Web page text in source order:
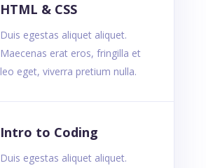
HTML & CSS
Duis egestas aliquet aliquet.
Maecenas erat eros, fringilla et
leo eget, viverra pretium nulla.
Intro to Coding
Duis egestas aliquet aliquet.